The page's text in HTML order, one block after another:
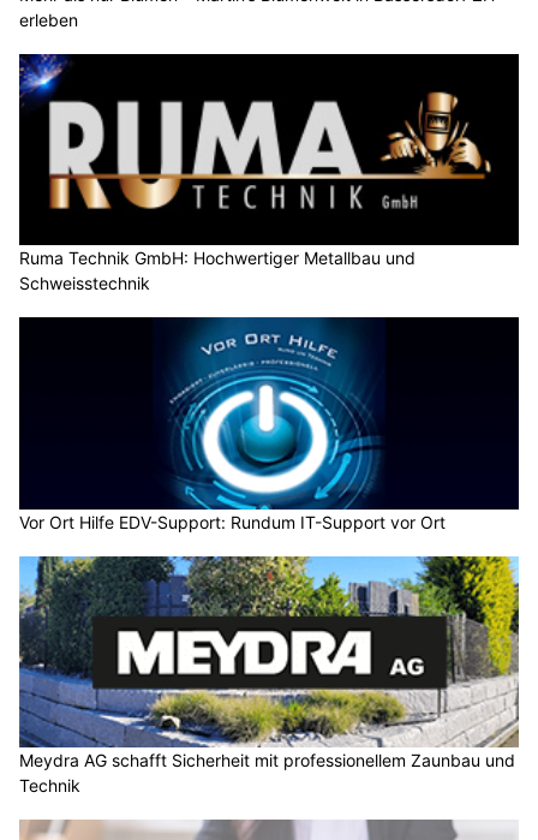
erleben
Ruma Technik GmbH: Hochwertiger Metallbau und
Schweisstechnik
Vor Ort Hilfe EDV-Support: Rundum IT-Support vor Ort
Meydra AG schafft Sicherheit mit professionellem Zaunbau und
Technik